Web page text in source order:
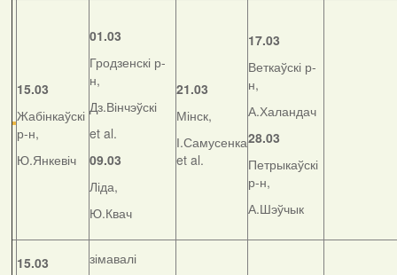
15.03
Жабінкаўскі
р-н,
Ю.Янкевіч
01.03
Гродзенскі р-
н,
Дз.Вінчэўскі
et al.
09.03
Ліда,
Ю.Квач
21.03
Мінск,
І.Самусенка
et al.
17.03
Веткаўскі р-
н,
А.Халандач
28.03
Петрыкаўскі
р-н,
А.Шэўчык
15.03
зімавалі